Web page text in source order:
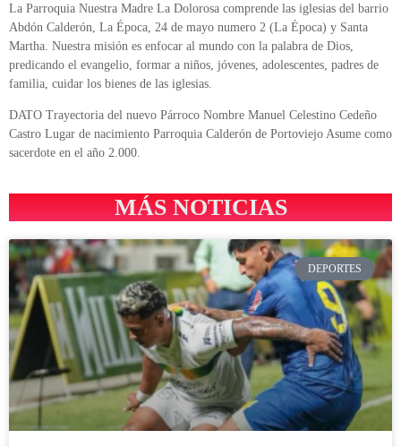
La Parroquia Nuestra Madre La Dolorosa comprende las iglesias del barrio
Abdón Calderón, La Época, 24 de mayo numero 2 (La Época) y Santa
Martha. Nuestra misión es enfocar al mundo con la palabra de Dios,
predicando el evangelio, formar a niños, jóvenes, adolescentes, padres de
familia, cuidar los bienes de las iglesias.
DATO Trayectoria del nuevo Párroco Nombre Manuel Celestino Cedeño
Castro Lugar de nacimiento Parroquia Calderón de Portoviejo Asume como
sacerdote en el año 2.000.
MÁS NOTICIAS
DEPORTES